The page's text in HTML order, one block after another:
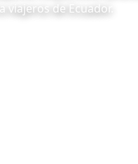
de Ecuador.